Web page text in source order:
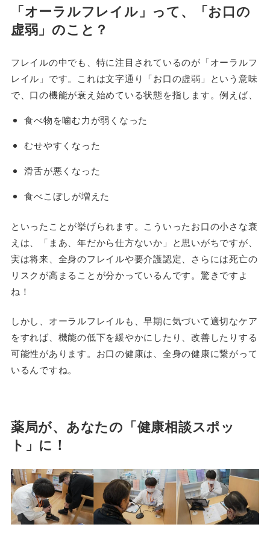
「オーラルフレイル」って、「お口の
虚弱」のこと？
フレイルの中でも、特に注目されているのが「オーラルフ
レイル」です。これは文字通り「お口の虚弱」という意味
で、口の機能が衰え始めている状態を指します。例えば、
食べ物を噛む力が弱くなった
むせやすくなった
滑舌が悪くなった
食べこぼしが増えた
といったことが挙げられます。こういったお口の小さな衰
えは、「まあ、年だから仕方ないか」と思いがちですが、
実は将来、全身のフレイルや要介護認定、さらには死亡の
リスクが高まることが分かっているんです。驚きですよ
ね！
しかし、オーラルフレイルも、早期に気づいて適切なケア
をすれば、機能の低下を緩やかにしたり、改善したりする
可能性があります。お口の健康は、全身の健康に繋がって
いるんですね。
薬局が、あなたの「健康相談スポッ
ト」に！